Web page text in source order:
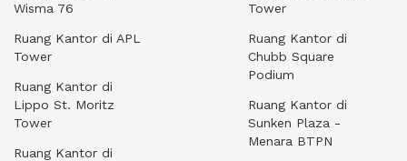
Wisma 76
Ruang Kantor di APL
Tower
Ruang Kantor di
Lippo St. Moritz
Tower
Ruang Kantor di
Tower
Ruang Kantor di
Chubb Square
Podium
Ruang Kantor di
Sunken Plaza -
Menara BTPN